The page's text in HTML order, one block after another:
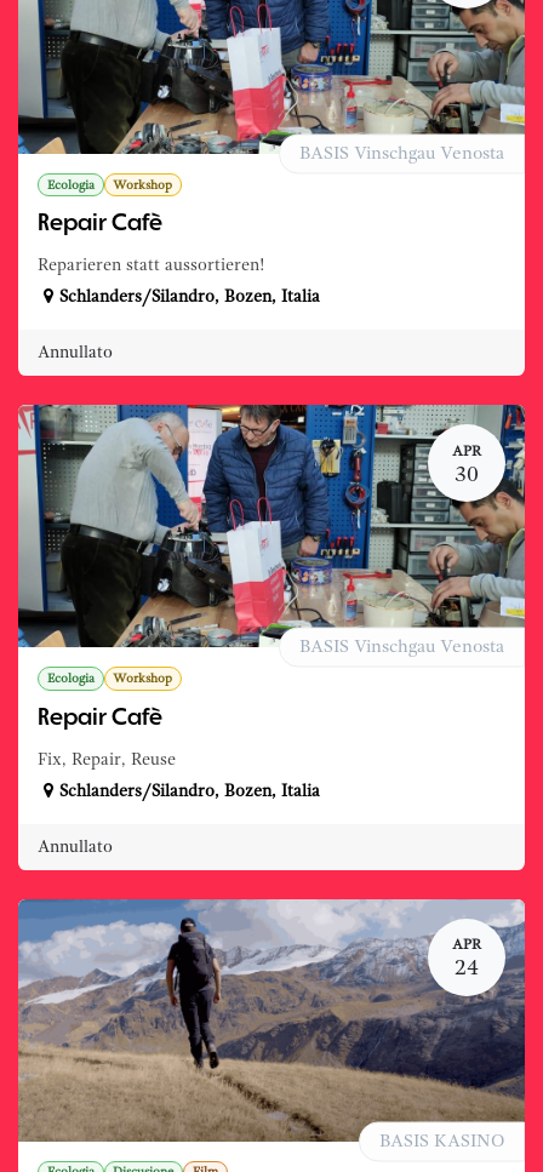
Ecologia Workshop
Repair Cafè
Reparieren statt aussortieren!
BASIS Vinschgau Venosta
Schlanders/Silandro, Bozen, Italia
Annullato
APR
30
Ecologia Workshop
Repair Cafè
Fix, Repair, Reuse
BASIS Vinschgau Venosta
Schlanders/Silandro, Bozen, Italia
Annullato
APR
24
BASIS KASINO